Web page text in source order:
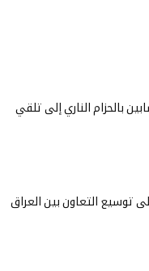
إلى تلقي
بين العراق